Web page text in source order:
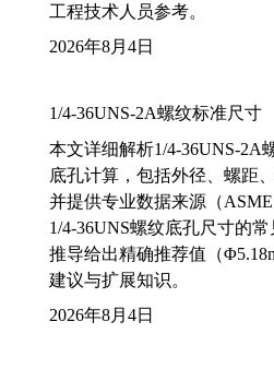
工程技术人员参考。
2026年8月4日
1/4-36UNS-2A螺纹标准尺寸
本文详细解析1/4-36UNS-2A
底孔计算，包括外径、螺距
并提供专业数据来源（
1/4-36UNS螺纹底孔尺寸的
推导给出精确推荐值（
建议与扩展知识。
2026年8月4日